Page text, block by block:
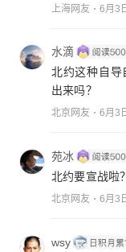
上海网友 6月3
水滴
北约这种自导
出来吗？
北京网友 6月3
苑冰
北约要宣战啦
北京网友 6月3
wsy